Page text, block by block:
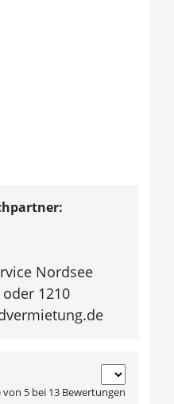
Nordsee
1210
von 5 bei 13 Bewertungen